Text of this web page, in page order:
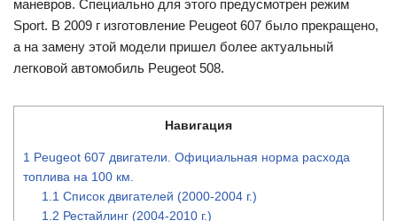
маневров. Специально для этого предусмотрен режим
Sport. В 2009 г изготовление Peugeot 607 было прекращено,
а на замену этой модели пришел более актуальный
легковой автомобиль Peugeot 508.
Навигация
1 Peugeot 607 двигатели. Официальная норма расхода
топлива на 100 км.
1.1 Список двигателей (2000-2004 г.)
1.2 Рестайлинг (2004-2010 г.)